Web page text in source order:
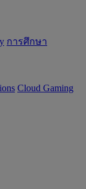
การศึกษา
Cloud Gaming